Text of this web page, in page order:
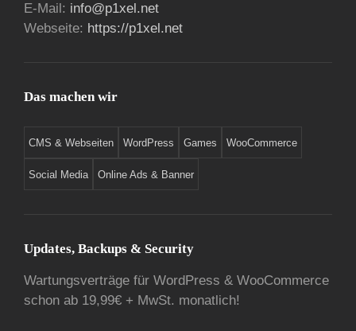
E-Mail: info@p1xel.net
Webseite: https://p1xel.net
Das machen wir
CMS & Webseiten WordPress Games WooCommerce
Social Media Online Ads & Banner
Updates, Backups & Security
Wartungsverträge für WordPress & WooCommerce
schon ab 19,99€ + MwSt. monatlich!